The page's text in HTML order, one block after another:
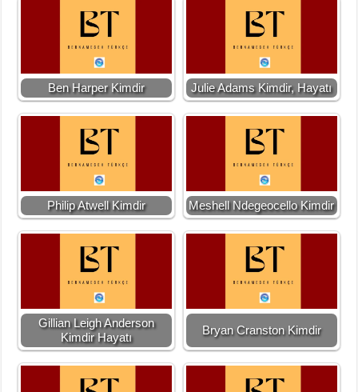
Ben Harper Kimdir Julie Adams Kimdir, Hayatı
Philip Atwell Kimdir Meshell Ndegeocello Kimdir
Gillian Leigh Anderson
Kimdir Hayatı
Bryan Cranston Kimdir